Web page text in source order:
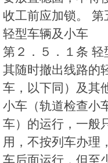
收工前应加锁。
轻型车辆及小车
第２．５．１条
其随时撤出线路的
车，以下同）及其
小车（轨道检查小
车）的运行，一般
用，不按列车办理
车后面运行，但至